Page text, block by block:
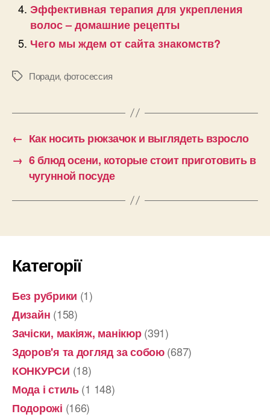
Эффективная терапия для укрепления
волос – домашние рецепты
Чего мы ждем от сайта знакомств?
Позначки
Поради, фотосессия
← Как носить рюкзачок и выглядеть взросло
→ 6 блюд осени, которые стоит приготовить в
чугунной посуде
Категорії
Без рубрики (1)
Дизайн (158)
Зачіски, макіяж, манікюр(391)
Здоров'я та догляд за собою(687)
КОНКУРСИ (18)
Мода і стиль(1 148)
Подорожі (166)